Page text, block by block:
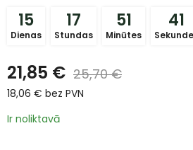
15
Dienas
17
Stundas
51
Minūtes
41
21,85 € 25,70€
18,06 € bez PVN
Ir noliktavā